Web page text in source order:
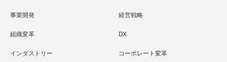
事業開発 経営戦略
組織変革 DX
インダストリー コーポレート変革